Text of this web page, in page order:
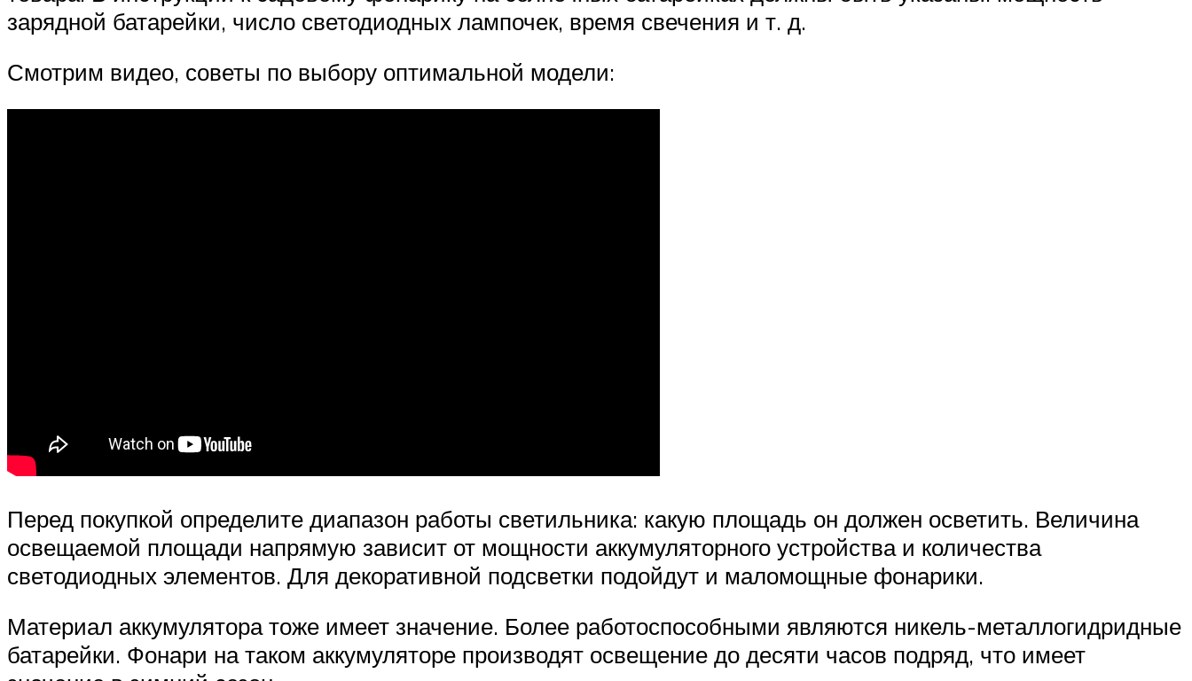
зарядной батарейки, число светодиодных лампочек, время свечения и т. д.
Смотрим видео, советы по выбору оптимальной модели:
Перед покупкой определите диапазон работы светильника: какую площадь он должен осветить. Величина
освещаемой площади напрямую зависит от мощности аккумуляторного устройства и количества
светодиодных элементов. Для декоративной подсветки подойдут и маломощные фонарики.
Материал аккумулятора тоже имеет значение. Более работоспособными являются никель-металлогидридные
батарейки. Фонари на таком аккумуляторе производят освещение до десяти часов подряд, что имеет